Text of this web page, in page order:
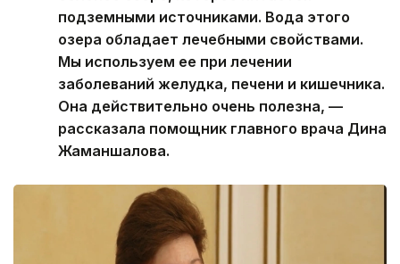
подземными источниками. Вода этого
озера обладает лечебными свойствами.
Мы используем ее при лечении
заболеваний желудка, печени и кишечника.
Она действительно очень полезна, —
рассказала помощник главного врача Дина
Жаманшалова.